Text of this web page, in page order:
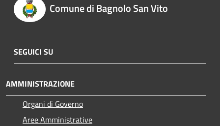
Comune di Bagnolo San Vito
SEGUICI SU
AMMINISTRAZIONE
Organi di Governo
Aree Amministrative